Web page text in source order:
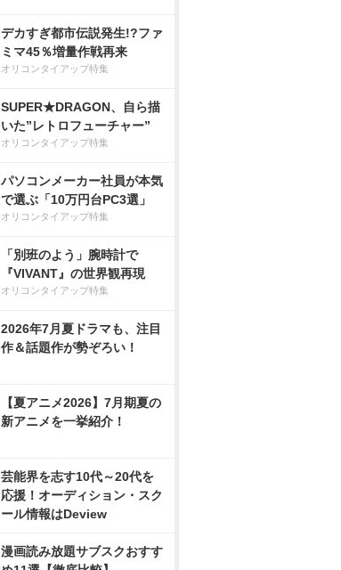
デカすぎ都市伝説発生!?ファ
ミマ45％増量作戦再来
オリコンタイアップ特集
SUPER★DRAGON、自ら描
いた”レトロフューチャー”
オリコンタイアップ特集
パソコンメーカー社員が本気
で選ぶ「10万円台PC3選」
オリコンタイアップ特集
「別班のよう」腕時計で
『VIVANT』の世界観再現
オリコンタイアップ特集
2026年7月夏ドラマも、注目
作＆話題作が勢ぞろい！
【夏アニメ2026】7月期夏の
新アニメを一挙紹介！
芸能界を志す10代～20代を
応援！オーディション・スク
ール情報はDeview
漫画読み放題サブスクおすす